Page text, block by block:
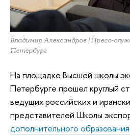
Владимир Александров | Пресс-
Петербург
На площадке Высшей школы
Петербурге прошел круглый
ведущих российских и
представителей Школы
дополнительного